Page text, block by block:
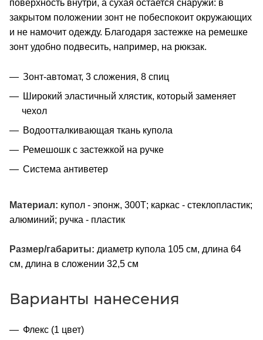
поверхность внутри, а сухая остается снаружи: в
закрытом положении зонт не побеспокоит окружающих
и не намочит одежду. Благодаря застежке на ремешке
зонт удобно подвесить, например, на рюкзак.
Зонт-автомат, 3 сложения, 8 спиц
Широкий эластичный хлястик, который заменяет
чехол
Водоотталкивающая ткань купола
Ремешошк с застежкой на ручке
Система антиветер
Материал: купол - эпонж, 300Т; каркас - стеклопластик;
алюминий; ручка - пластик
Размер/габариты: диаметр купола 105 см, длина 64
см, длина в сложении 32,5 см
Варианты нанесения
Флекс (1 цвет)